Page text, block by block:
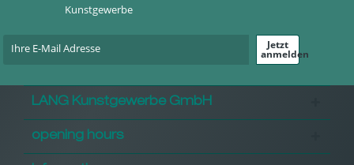
Kunstgewerbe
Jetzt
anmelden
LANG Kunstgewerbe GmbH
opening hours